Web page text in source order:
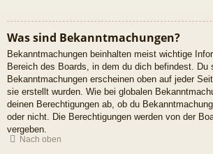
Was sind Bekanntmachungen?
Bekanntmachungen beinhalten meist wichtige
Bereich des Boards, in dem du dich befindest.
Bekanntmachungen erscheinen oben auf jeder
sie erstellt wurden. Wie bei globalen
deinen Berechtigungen ab, ob du
oder nicht. Die Berechtigungen werden von der
vergeben.
Nach oben